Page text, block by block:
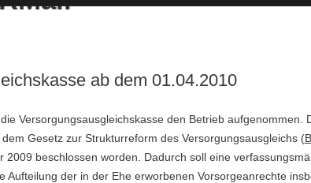
ab dem 01.04.2010
Versorgungsausgleichskasse den Betrieb aufgenommen.
Gesetz zur Strukturreform des Versorgungsausgleichs (
2009 beschlossen worden. Dadurch soll eine
Aufteilung der in der Ehe erworbenen Vorsorgeanrechte